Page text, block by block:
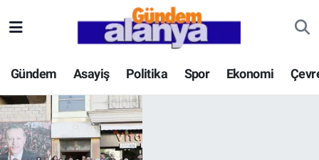
Gündem Asayiş Politika Spor Ekonomi